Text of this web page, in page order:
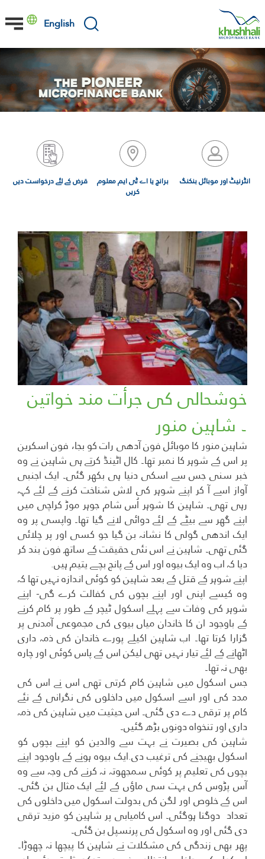
content
English
انٹرنیٹ اور موبائل بنکنگ
برانچ یا اے ٹی ایم معلوم
کریں
قرض کے لئے درخواست دیں
خوشحالی کی جرأت مند خواتین
۔ شاہین منور
شاہین منور کا موبائل فون آدھی رات کو بجا، فون اسکرین
پر اس کے شوہر کا نمبر تھا۔ کال اٹینڈ کرتے ہی شاہین نے وہ
خبر سنی جس سے اسکی دنیا ہی بکھر گئی۔ ایک اجنبی
آواز اسے آ کر اپنے شوہر کی لاش شناخت کرنے کے لئے کہہ
رہی تھی۔ شاہین کا شوہر اُس شام جوہر موڑ کراچی میں
اپنے گھر سے بیٹے کے لئے دوائی لانے گیا تھا۔ واپسی پر وہ
ایک اندھی گولی کا نشانہ بن گیا جو کسی اور پر چلائی
گئی تھی۔ شاہین نے اس نئی حقیقت کے ساتھ فون بند کر
دیا کہ اب وہ ایک بیوہ اور اس کے پانچ بچے یتیم ہیں.
اپنے شوہر کے قتل کے بعد شاہین کو کوئی اندازہ نہیں تھا کہ
وہ کیسے اپنی اور اپنے بچوں کی کفالت کرے گی- اپنے
شوہر کی وفات سے پہلے اسکول ٹیچر کے طور پر کام کرنے
کے باوجود ان کا خاندان میاں بیوی کی مجموعی آمدنی پر
گزارا کرتا تھا۔ اب شاہین اکیلے پورے خاندان کی ذمہ داری
اٹھانے کے لئے تیار نہیں تھی لیکن اس کے پاس کوئی اور چارہ
بھی نہ تھا۔
جس اسکول میں شاہین کام کرتی تھی اس نے اس کی
مدد کی اور اسے اسکول میں داخلوں کی نگرانی کے نئے
کام پر ترقی دے دی گئی۔ اس حیثیت میں شاہین کی ذمہ
داری اور تنخواہ دونوں بڑھ گئیں۔
شاہین کی بصیرت نے بہت سے والدین کو اپنے بچوں کو
اسکول بھیجنے کی ترغیب دی.ایک بیوہ ہونے کے باوجود اپنے
بچوں کی تعلیم پر کوئی سمجھوتہ نہ کرنے کی وجہ سے وہ
آس پڑوس کی بہت سی ماؤں کے لئے ایک مثال بن گئی۔
اس کے خلوص اور لگن کی بدولت اسکول میں داخلوں کی
تعداد دوگنا ہوگئی۔ اس کامیابی پر شاہین کو مزید ترقی
دی گئی اور وہ اسکول کی پرنسپل بن گئی۔
پھر بھی زندگی کی مشکلات نے شاہین کا پیچھا نہ چھوڑا۔